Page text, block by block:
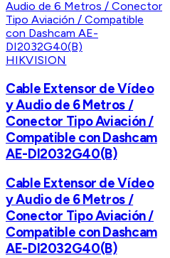
HIKVISION
Cable Extensor de Vídeo
y Audio de 6 Metros /
Conector Tipo Aviación /
Compatible con Dashcam
AE-DI2032G40(B)
Cable Extensor de Vídeo
y Audio de 6 Metros /
Conector Tipo Aviación /
Compatible con Dashcam
AE-DI2032G40(B)